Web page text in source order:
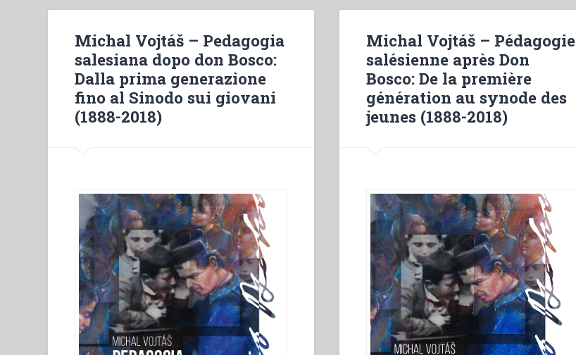
Michal Vojtáš – Pedagogia
salesiana dopo don Bosco:
Dalla prima generazione
fino al Sinodo sui giovani
(1888-2018)
Michal Vojtáš – Pédagogie
salésienne après Don
Bosco: De la première
génération au synode des
jeunes (1888-2018)